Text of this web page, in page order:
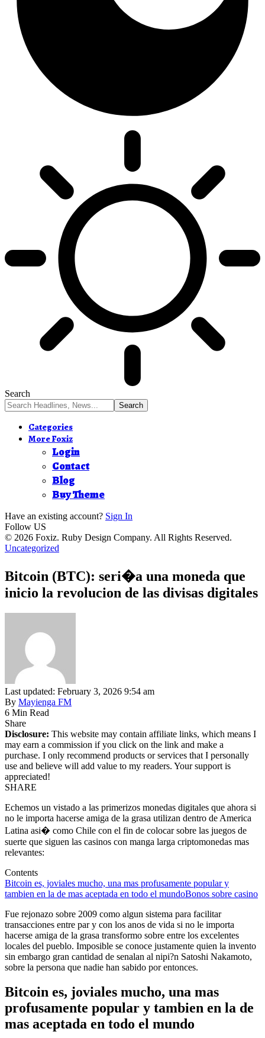
Search
Categories
More Foxiz
Login
Contact
Blog
Buy Theme
Have an existing account? Sign In
Follow US
© 2026 Foxiz. Ruby Design Company. All Rights Reserved.
Uncategorized
Bitcoin (BTC): seri�a una moneda que
inicio la revolucion de las divisas digitales
Last updated: February 3, 2026 9:54 am
By Mayienga FM
6 Min Read
Share
Disclosure: This website may contain affiliate links, which means I
may earn a commission if you click on the link and make a
purchase. I only recommend products or services that I personally
use and believe will add value to my readers. Your support is
appreciated!
SHARE
Echemos un vistado a las primerizos monedas digitales que ahora si
no le importa hacerse amiga de la grasa utilizan dentro de America
Latina asi� como Chile con el fin de colocar sobre las juegos de
suerte que siguen las casinos con manga larga criptomonedas mas
relevantes:
Contents
Bitcoin es, joviales mucho, una mas profusamente popular y
tambien en la de mas aceptada en todo el mundoBonos sobre casino
Fue rejonazo sobre 2009 como algun sistema para facilitar
transacciones entre par y con los anos de vida si no le importa
hacerse amiga de la grasa transformo sobre entre los excelentes
locales del pueblo. Imposible se conoce justamente quien la invento
sin embargo gran cantidad de senalan al nipi?n Satoshi Nakamoto,
sobre la persona que nadie han sabido por entonces.
Bitcoin es, joviales mucho, una mas
profusamente popular y tambien en la de
mas aceptada en todo el mundo